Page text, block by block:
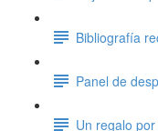
Bibliografía
Panel de
Un regalo